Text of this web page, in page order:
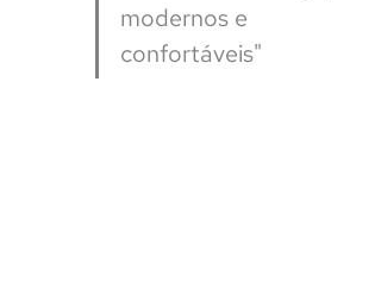
modernos e
confortáveis"